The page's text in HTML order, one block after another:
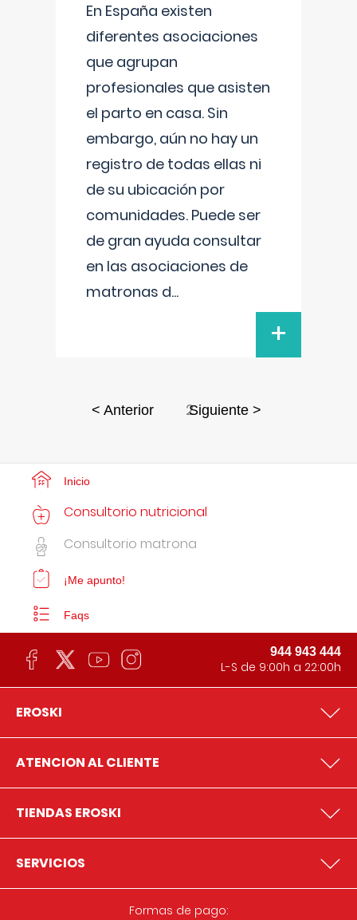
En España existen
diferentes asociaciones
que agrupan
profesionales que asisten
el parto en casa. Sin
embargo, aún no hay un
registro de todas ellas ni
de su ubicación por
comunidades. Puede ser
de gran ayuda consultar
en las asociaciones de
matronas d...
+
< Anterior 2Siguiente >
Inicio
Consultorio nutricional
Consultorio matrona
¡Me apunto!
Faqs
944 943 444
L-S de 9:00h a 22:00h
EROSKI
ATENCION AL CLIENTE
TIENDAS EROSKI
SERVICIOS
Formas de pago: